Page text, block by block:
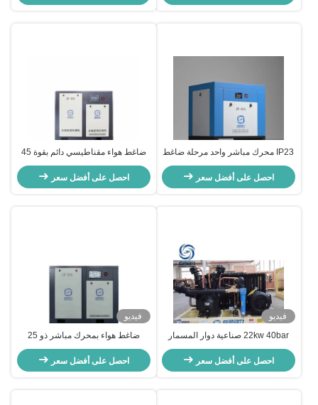
IP23 محرك مباشر واحد مرحلة ضاغط
الهواء المسمار 7.5kw 10 حصان
ضاغط الهواء المسمار الدوار
احصل على أفضل سعر
ضاغط هواء مقناطيسي دائم بقوة 45
كيلوواط VSD مرحلة واحدة 60 حصان
ضاغط هواء ملفوف دواري
احصل على أفضل سعر
فيديو
22kw 40bar صناعية دوار المسمار
ضاغط الهواء المثابرة الضغط العالي
مكبر الهواء
احصل على أفضل سعر
فيديو
ضاغط هواء بمحرك مباشر ذو 25
حصان ومرحلة واحدة
احصل على أفضل سعر